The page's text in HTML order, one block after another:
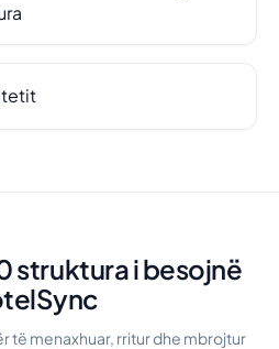
struktura i besojnë
të menaxhuar, rritur dhe mbrojtur